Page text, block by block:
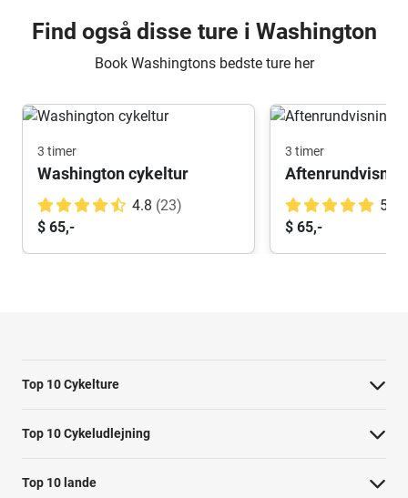
Find også disse ture i Washington
Book Washingtons bedste ture her
3 timer
Washington cykeltur
4.8 (23)
$ 65,-
3 timer
5.0
$ 65,-
Top 10 Cykelture
Cykeltur i Barcelona: højdepunkterne
Cykeltur i Berlin: højdepunkterne
Tur til Paris: højdepunkter
Top 10 Cykeludlejning
Barcelona Cykeludlejning
Top 10 lande